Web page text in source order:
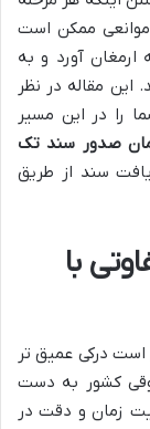
ممکن است
آورد و به
این مقاله در نظر
را در این مسیر
صدور سند تک
سند از طریق
با
است درکی عمیق تر
کشور به دست
زمان و دقت در